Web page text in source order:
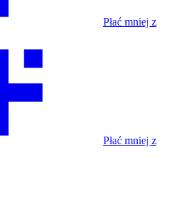
Płać mniej z
Płać mniej z